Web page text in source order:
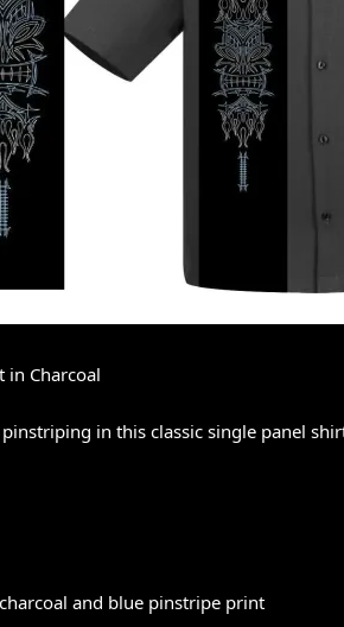
in Charcoal
in this classic single panel
and blue pinstripe print